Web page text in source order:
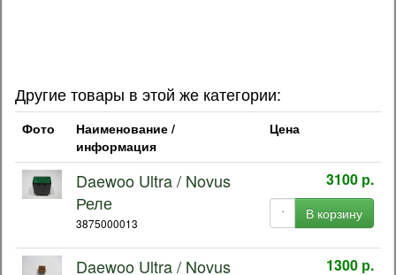
Другие товары в этой же категории:
Фото
Наименование /
информация
Цена
Daewoo Ultra / Novus
Реле
3875000013
3100 р.
В корзину
Daewoo Ultra / Novus
1300 р.